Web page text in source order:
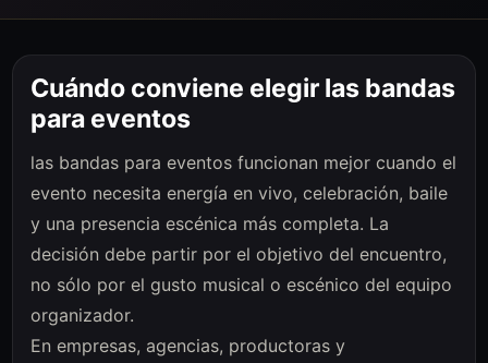
Cuándo conviene elegir las bandas
para eventos
las bandas para eventos funcionan mejor cuando el
evento necesita energía en vivo, celebración, baile
y una presencia escénica más completa. La
decisión debe partir por el objetivo del encuentro,
no sólo por el gusto musical o escénico del equipo
organizador.
En empresas, agencias, productoras y